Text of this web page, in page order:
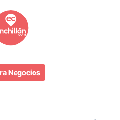
Negocios